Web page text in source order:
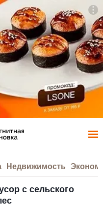
Недвижимость
с сельского